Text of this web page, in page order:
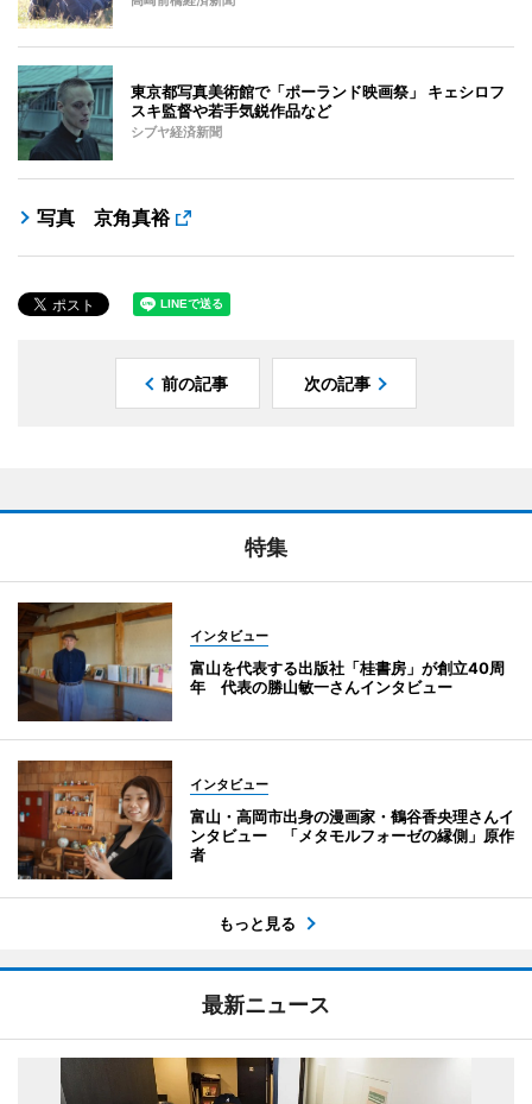
東京都写真美術館で「ポーランド映画祭」 キェシロフ
スキ監督や若手気鋭作品など
シブヤ経済新聞
写真 京角真裕
前の記事 次の記事
特集
インタビュー
富山を代表する出版社「桂書房」が創立40周
年 代表の勝山敏一さんインタビュー
インタビュー
富山・高岡市出身の漫画家・鶴谷香央理さんイ
ンタビュー 「メタモルフォーゼの縁側」原作
者
もっと見る
最新ニュース